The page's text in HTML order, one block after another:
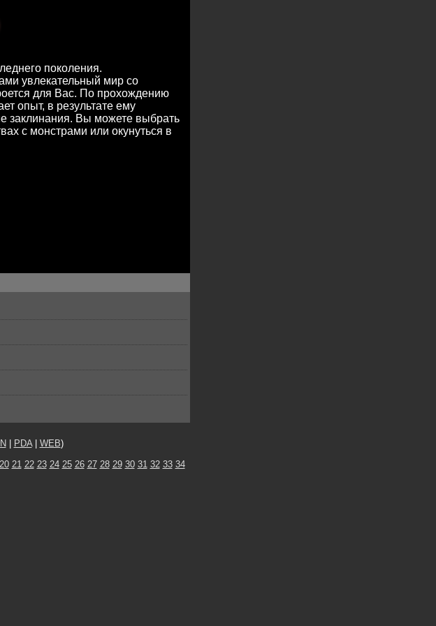
поколения.
увлекательный мир со
для Вас. По прохождению
опыт, в результате ему
заклинания. Вы можете выбрать
с монстрами или окунуться в
| PDA| WEB)
20 21 22 23 24 25 26 27 28 29 30 31 32 33 34